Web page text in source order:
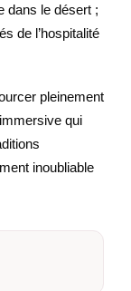
dans le désert ;
de l’hospitalité
pleinement
qui
inoubliable